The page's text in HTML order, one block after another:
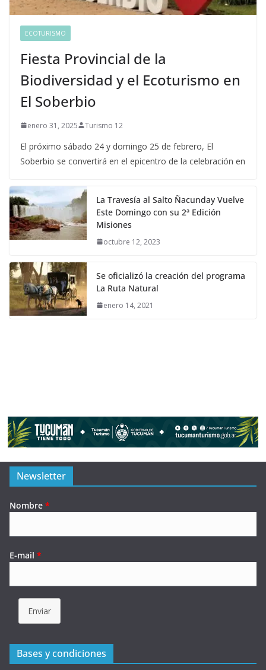
ECOTURISMO
Fiesta Provincial de la
Biodiversidad y el Ecoturismo en
El Soberbio
enero 31, 2025 Turismo 12
El próximo sábado 24 y domingo 25 de febrero, El
Soberbio se convertirá en el epicentro de la celebración en
La Travesía al Salto Ñacunday Vuelve
Este Domingo con su 2ª Edición
Misiones
octubre 12, 2023
Se oficializó la creación del programa
La Ruta Natural
enero 14, 2021
Newsletter
Nombre *
E-mail *
Enviar
Bases y condiciones